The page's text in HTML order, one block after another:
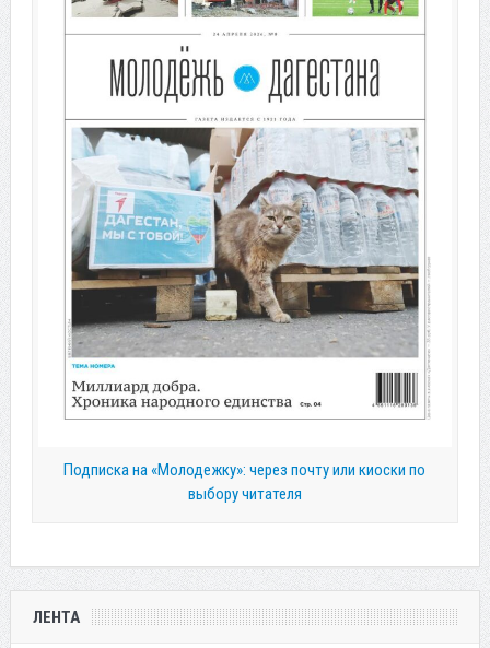
Подписка на «Молодежку»: через почту или киоски по
выбору читателя
ЛЕНТА